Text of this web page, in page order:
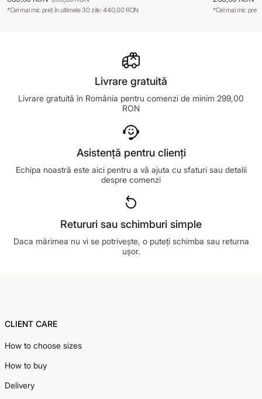
*Cel mai mic preț în ultimele 30 zile: 440,00 RON *Cel mai mic preț
Livrare gratuită
Livrare gratuită în România pentru comenzi de minim 299,00
RON
Asistență pentru clienți
Echipa noastră este aici pentru a vă ajuta cu sfaturi sau detalii
despre comenzi
Retururi sau schimburi simple
Daca mărimea nu vi se potrivește, o puteți schimba sau returna
ușor.
CLIENT CARE
How to choose sizes
How to buy
Delivery